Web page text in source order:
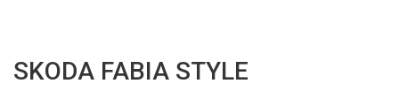
SKODA FABIA STYLE